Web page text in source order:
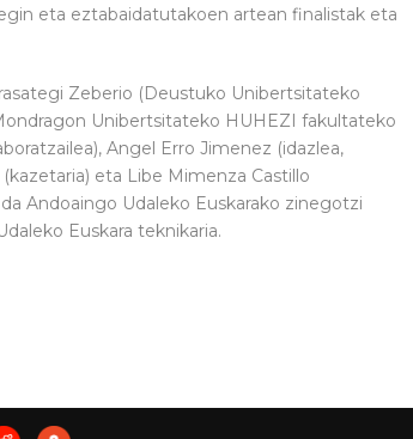
eta eztabaidatutakoen artean finalistak eta
Zeberio (Deustuko Unibertsitateko
Unibertsitateko HUHEZI fakultateko
Angel Erro Jimenez (idazlea,
eta Libe Mimenza Castillo
Andoaingo Udaleko Euskarako zinegotzi
Euskara teknikaria.